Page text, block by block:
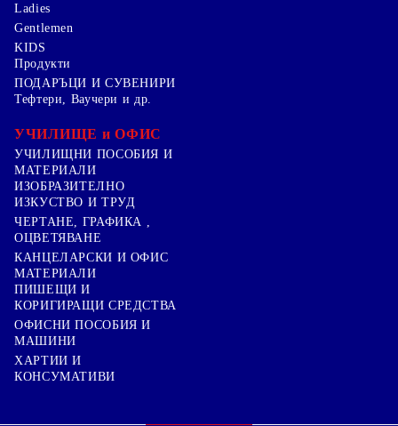
Ladies
Gentlemen
KIDS
Продукти
ПОДАРЪЦИ И СУВЕНИРИ
Тефтери, Ваучери и др.
УЧИЛИЩЕ и ОФИС
УЧИЛИЩНИ ПОСОБИЯ И
МАТЕРИАЛИ
ИЗОБРАЗИТЕЛНО
ИЗКУСТВО И ТРУД
ЧЕРТАНЕ, ГРАФИКА ,
ОЦВЕТЯВАНЕ
КАНЦЕЛАРСКИ И ОФИС
МАТЕРИАЛИ
ПИШЕЩИ И
КОРИГИРАЩИ СРЕДСТВА
ОФИСНИ ПОСОБИЯ И
МАШИНИ
ХАРТИИ И
КОНСУМАТИВИ